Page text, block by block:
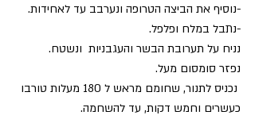
-נוסיף את הביצה הטרופה ונערבב עד לאחידות.
-נתבל במלח ופלפל.
נניח על תערובת הבשר והעגבניות  ונשטח.
נפזר סומסום מעל.
נכניס לתנור, שחומם מראש ל 180 מעלות טורבו
כעשרים וחמש דקות, עד להשחמה.